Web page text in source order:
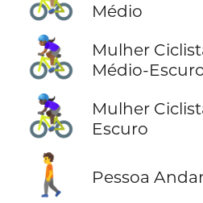
Médio
🚴🏾‍♀️
Mulher
Médio-
🚴🏿‍♀️
Mulher
Escuro
🚶 Pessoa